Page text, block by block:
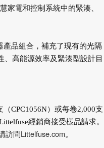
家電和控制系統中的緊湊、
產品組合，補充了現有的光隔
、高能源效率及緊湊型設計目
CPC1056N）或每卷2,000支
經銷商接受樣品請求。
訪問Littelfuse.com。